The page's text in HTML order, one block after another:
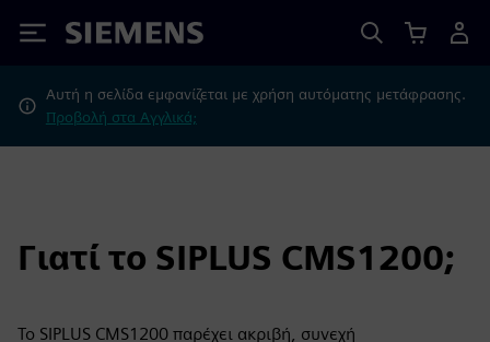
Siemens
Αυτή η σελίδα εμφανίζεται με χρήση αυτόματης μετάφρασης.
Προβολή στα Αγγλικά;
Γιατί το SIPLUS CMS1200;
Το SIPLUS CMS1200 παρέχει ακριβή, συνεχή